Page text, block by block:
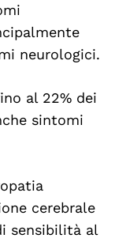
neurologici.
al 22% dei
sintomi
cerebrale
sensibilità al